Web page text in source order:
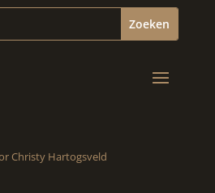
Christy Hartogsveld